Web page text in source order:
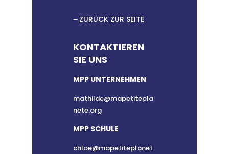
ZURÜCK ZUR SEITE
KONTAKTIEREN
SIE UNS
MPP UNTERNEHMEN
mathilde@mapetitepla
nete.org
MPP SCHULE
chloe@mapetiteplanet